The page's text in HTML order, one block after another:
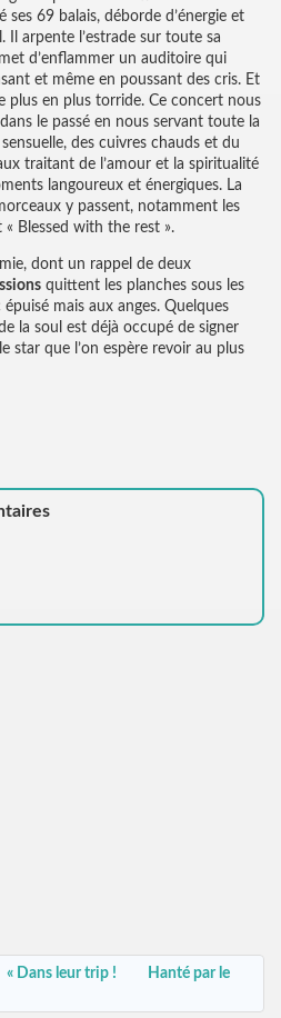
ses 69 balais, déborde d’énergie et
Il arpente l’estrade sur toute sa
d’enflammer un auditoire qui
et même en poussant des cris. Et
plus en plus torride. Ce concert nous
le passé en nous servant toute la
des cuivres chauds et du
traitant de l’amour et la spiritualité
langoureux et énergiques. La
y passent, notamment les
« Blessed with the rest ».
dont un rappel de deux
quittent les planches sous les
mais aux anges. Quelques
la soul est déjà occupé de signer
star que l’on espère revoir au plus
« Dans leur trip !
Hanté par le